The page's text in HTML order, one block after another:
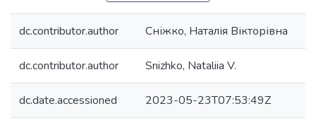
dc.contributor.author Сніжко, Наталія Вікторівна
dc.contributor.author Snizhko, Nataliia V.
dc.date.accessioned 2023-05-23T07:53:49Z